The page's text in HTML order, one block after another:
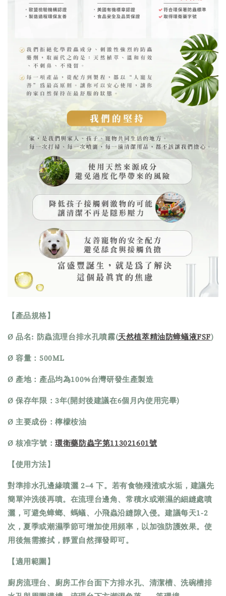
【產品規格】
Ø 品名: 防蟲流理台排水孔噴霧(天然植萃精油防蟑蟻液FSF)
Ø 容量：500ML
Ø 產地：產品均為100%台灣研發生產製造
Ø 保存年限：3年(開封後建議在6個月內使用完畢)
Ø 主要成份：檸檬桉油
Ø核准字號：環衛藥防蟲字第113021601號
【使用方法】
對準排水孔邊緣噴灑 2–4 下。若有食物殘渣或水垢，建議先
簡單沖洗後再噴。在流理台邊角、常積水或潮濕的細縫處噴
灑，可避免蟑螂、螞蟻、小飛蟲沿縫隙入侵。建議每天1-2
次，夏季或潮濕季節可增加使用頻率，以加強防護效果。使
用後無需擦拭，靜置自然揮發即可。
【適用範圍】
廚房流理台、廚房工作台面下方排水孔、清潔槽、洗碗槽排